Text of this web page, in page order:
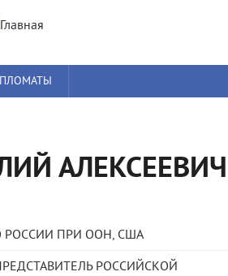
АЛЕКСЕЕВИЧ
РОССИИ ПРИ ООН, США
РОССИЙСКОЙ